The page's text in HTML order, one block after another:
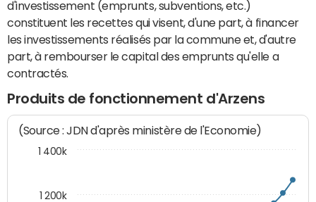
d'investissement (emprunts, subventions, etc.)
constituent les recettes qui visent, d'une part, à financer
les investissements réalisés par la commune et, d'autre
part, à rembourser le capital des emprunts qu'elle a
contractés.
Produits de fonctionnement d'Arzens
(Source : JDN d'après ministère de l'Economie)
1 200k
1 400k